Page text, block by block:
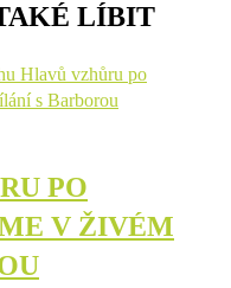
LÍBIT
PO
V ŽIVÉM